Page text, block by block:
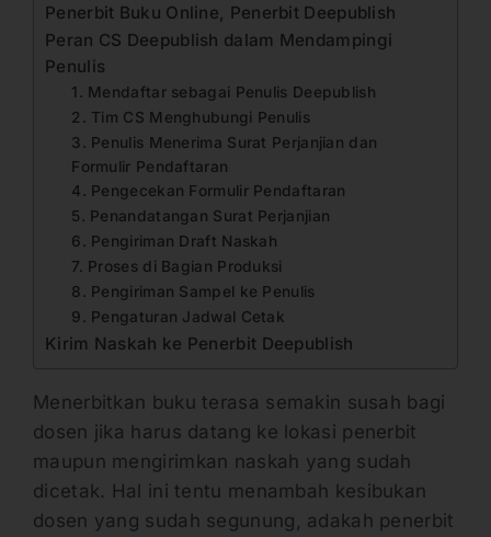
Penerbit Buku Online, Penerbit Deepublish
Peran CS Deepublish dalam Mendampingi
Penulis
1. Mendaftar sebagai Penulis Deepublish
2. Tim CS Menghubungi Penulis
3. Penulis Menerima Surat Perjanjian dan
Formulir Pendaftaran
4. Pengecekan Formulir Pendaftaran
5. Penandatangan Surat Perjanjian
6. Pengiriman Draft Naskah
7. Proses di Bagian Produksi
8. Pengiriman Sampel ke Penulis
9. Pengaturan Jadwal Cetak
Kirim Naskah ke Penerbit Deepublish
Menerbitkan buku terasa semakin susah bagi
dosen jika harus datang ke lokasi penerbit
maupun mengirimkan naskah yang sudah
dicetak. Hal ini tentu menambah kesibukan
dosen yang sudah segunung, adakah penerbit